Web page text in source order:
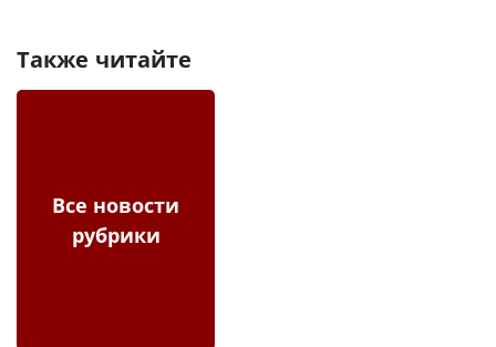
Также читайте
Все новости
рубрики